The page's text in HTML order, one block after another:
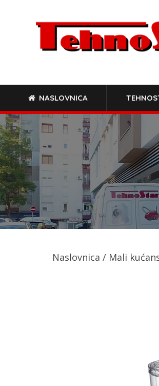
NASLOVNICA
Naslovnica / Mali